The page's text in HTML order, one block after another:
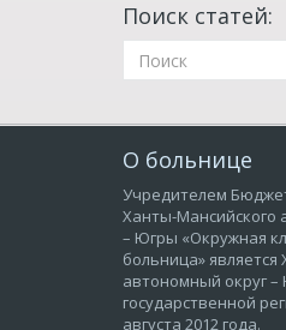
Поиск статей:
О больнице
Учредителем
Ханты-Мансийского
– Югры «Окружная
больница»
автономный округ –
государственной
августа 2012 года.